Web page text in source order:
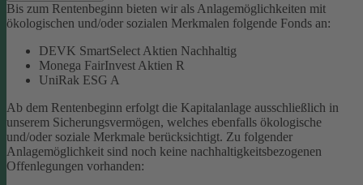
Bis zum Rentenbeginn bieten wir als Anlagemöglichkeiten mit
ökologischen und/oder sozialen Merkmalen folgende Fonds an:
DEVK SmartSelect Aktien Nachhaltig
Monega FairInvest Aktien R
UniRak ESG A
Ab dem Rentenbeginn erfolgt die Kapitalanlage ausschließlich in
unserem Sicherungsvermögen, welches ebenfalls ökologische
und/oder soziale Merkmale berücksichtigt. Zu folgender
Anlagemöglichkeit sind noch keine nachhaltigkeitsbezogenen
Offenlegungen vorhanden: